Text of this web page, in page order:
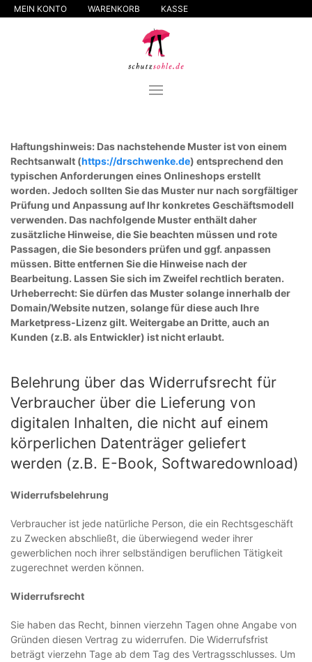
MEIN KONTO WARENKORB KASSE
Haftungshinweis: Das nachstehende Muster ist von einem
Rechtsanwalt (https://drschwenke.de) entsprechend den
typischen Anforderungen eines Onlineshops erstellt
worden. Jedoch sollten Sie das Muster nur nach sorgfältiger
Prüfung und Anpassung auf Ihr konkretes Geschäftsmodell
verwenden. Das nachfolgende Muster enthält daher
zusätzliche Hinweise, die Sie beachten müssen und rote
Passagen, die Sie besonders prüfen und ggf. anpassen
müssen. Bitte entfernen Sie die Hinweise nach der
Bearbeitung. Lassen Sie sich im Zweifel rechtlich beraten.
Urheberrecht: Sie dürfen das Muster solange innerhalb der
Domain/Website nutzen, solange für diese auch Ihre
Marketpress-Lizenz gilt. Weitergabe an Dritte, auch an
Kunden (z.B. als Entwickler) ist nicht erlaubt.
Belehrung über das Widerrufsrecht für
Verbraucher über die Lieferung von
digitalen Inhalten, die nicht auf einem
körperlichen Datenträger geliefert
werden (z.B. E-Book, Softwaredownload)
Widerrufsbelehrung
Verbraucher ist jede natürliche Person, die ein Rechtsgeschäft
zu Zwecken abschließt, die überwiegend weder ihrer
gewerblichen noch ihrer selbständigen beruflichen Tätigkeit
zugerechnet werden können.
Widerrufsrecht
Sie haben das Recht, binnen vierzehn Tagen ohne Angabe von
Gründen diesen Vertrag zu widerrufen. Die Widerrufsfrist
beträgt vierzehn Tage ab dem Tag des Vertragsschlusses. Um